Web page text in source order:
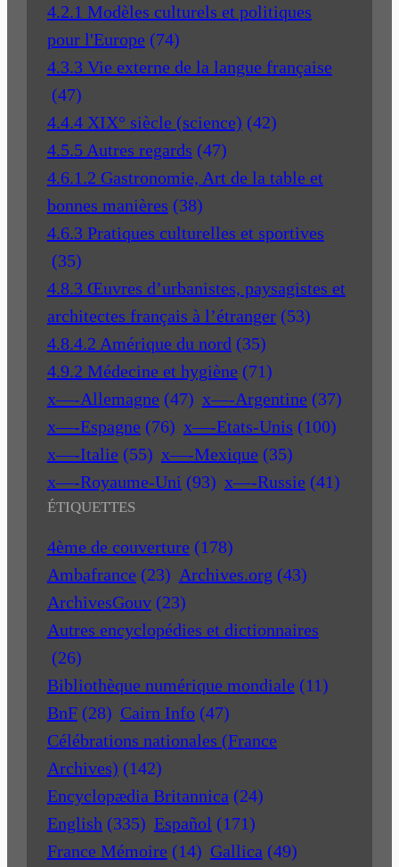
4.2.1 Modèles culturels et politiques
pour l'Europe (74)
4.3.3 Vie externe de la langue française
(47)
4.4.4 XIX° siècle (science) (42)
4.5.5 Autres regards (47)
4.6.1.2 Gastronomie, Art de la table et
bonnes manières (38)
4.6.3 Pratiques culturelles et sportives
(35)
4.8.3 Œuvres d’urbanistes, paysagistes et
architectes français à l’étranger (53)
4.8.4.2 Amérique du nord (35)
4.9.2 Médecine et hygiène (71)
x—-Allemagne (47) x—-Argentine (37)
x—-Espagne (76) x—-Etats-Unis (100)
x—-Italie (55) x—-Mexique (35)
x—-Royaume-Uni (93) x—-Russie (41)
ÉTIQUETTES
4ème de couverture (178)
Ambafrance (23) Archives.org (43)
ArchivesGouv (23)
Autres encyclopédies et dictionnaires
(26)
Bibliothèque numérique mondiale (11)
BnF (28) Cairn Info (47)
Célébrations nationales (France
Archives) (142)
Encyclopædia Britannica (24)
English (335) Español (171)
France Mémoire (14) Gallica (49)